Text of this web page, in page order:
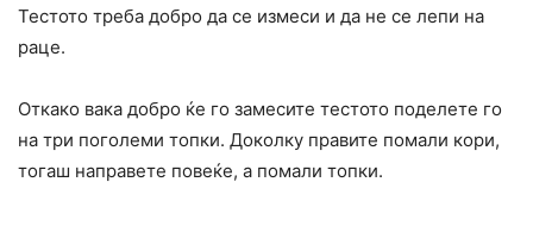
Тестото треба добро да се измеси и да не се лепи на
раце.
Откако вака добро ќе го замесите тестото поделете го
на три поголеми топки. Доколку правите помали кори,
тогаш направете повеќе, а помали топки.